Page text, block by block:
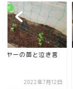
セイ
ヤーの苗と泣き言
2022年7月12日